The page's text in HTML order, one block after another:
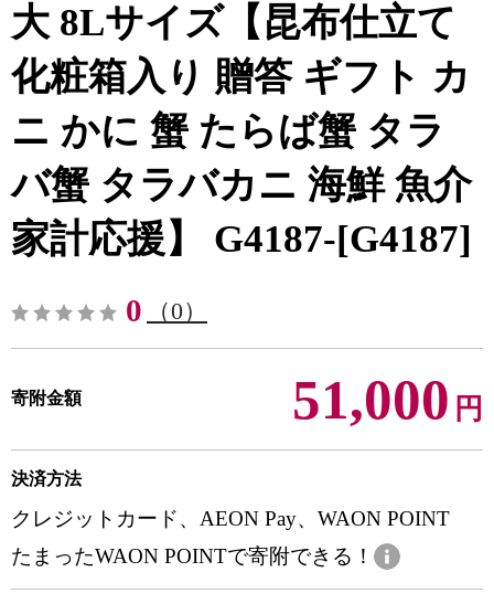
大 8Lサイズ【昆布仕立て
化粧箱入り 贈答 ギフト カ
ニ かに 蟹 たらば蟹 タラ
バ蟹 タラバカニ 海鮮 魚介
家計応援】 G4187-[G4187]
0 （0）
寄附金額 51,000 円
決済方法
クレジットカード、AEON Pay、WAON POINT
たまったWAON POINTで寄附できる！